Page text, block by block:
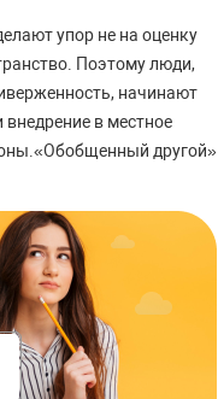
упор не на оценку
Поэтому люди,
начинают
в местное
другой»